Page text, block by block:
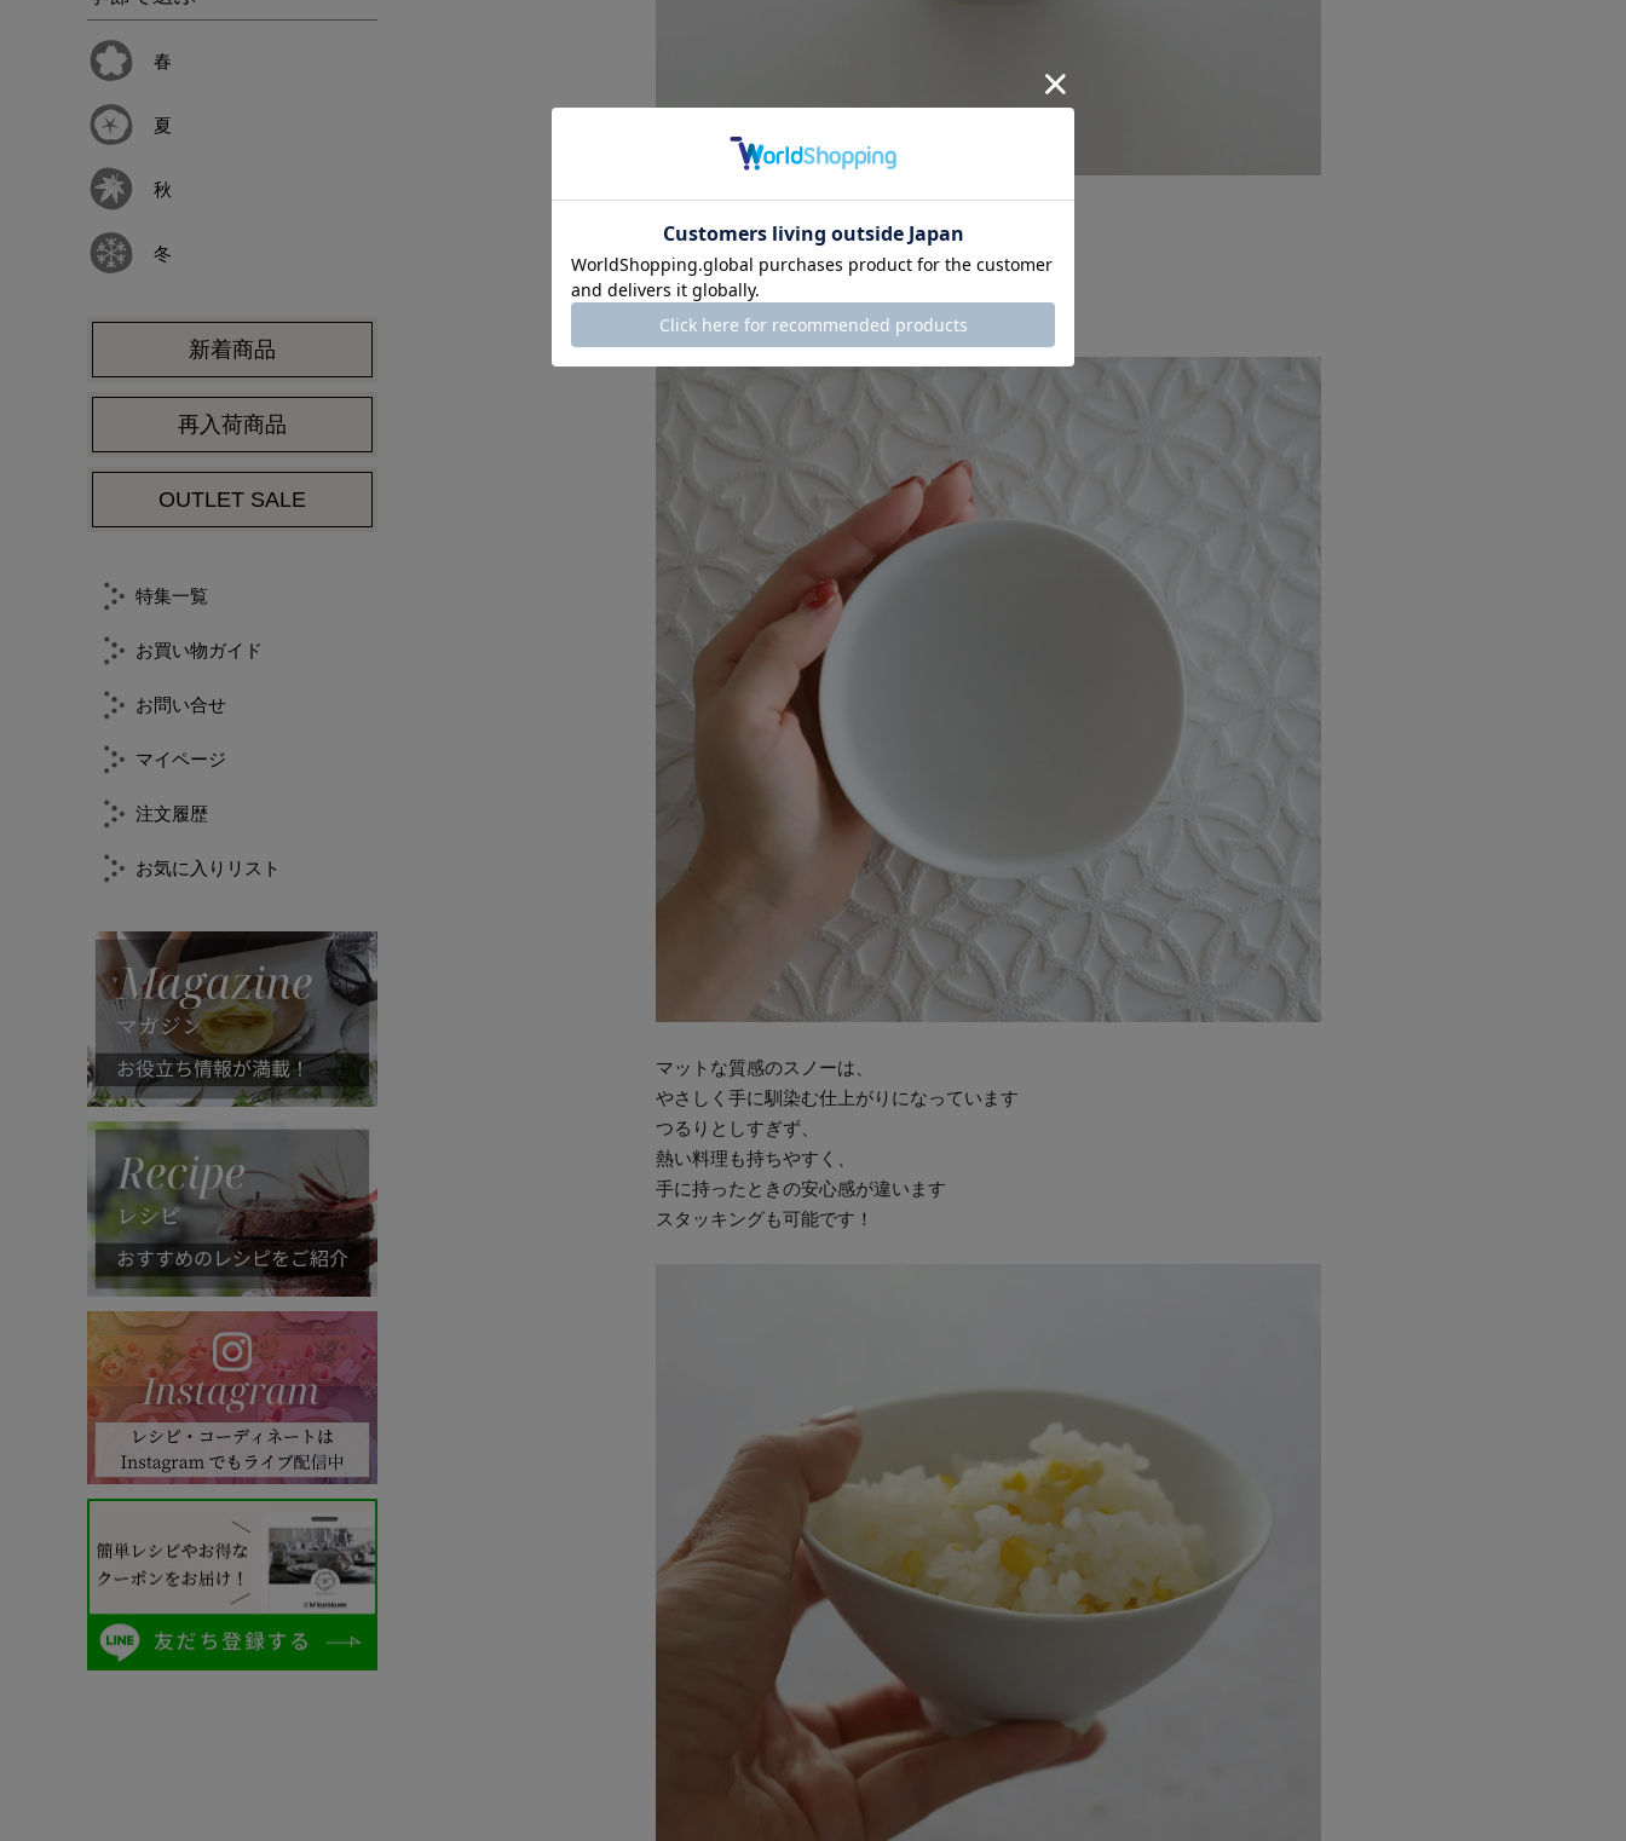
春
夏
秋
冬
新着商品
再入荷商品
OUTLET SALE
特集一覧
お買い物ガイド
お問い合せ
マイページ
注文履歴
お気に入りリスト
ほんのりキラキラと、
パールのような輝きが出るのも、
マットな質感のスノーは、
やさしく手に馴染む仕上がりになっています
つるりとしすぎず、
熱い料理も持ちやすく、
手に持ったときの安心感が違います
スタッキングも可能です！